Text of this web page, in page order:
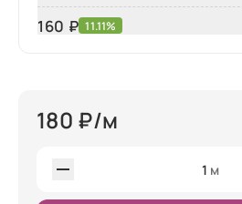
160 ₽ 11.11%
180 ₽/м
1 м